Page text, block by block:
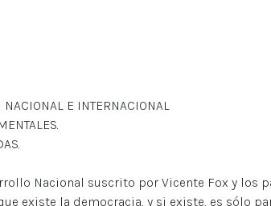
E INTERNACIONAL
Nacional suscrito por Vicente Fox y los
existe la democracia, y si existe, es sólo